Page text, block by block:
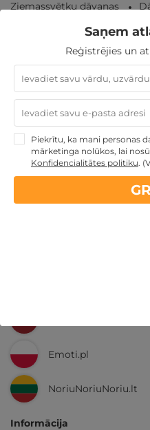
Ziemassvētku dāvanas
pirktākās dāvanas
Atpūta Latvijā
Nekādas
14 dienunaudas
Kvalitatīva klientu
Emoti.pl
NoriuNoriuNoriu.lt
Informācija
Saņem
Reģistrējies un
Piekrītu, ka mani personas
mārketinga nolūkos, lai
Konfidencialitātes politiku.